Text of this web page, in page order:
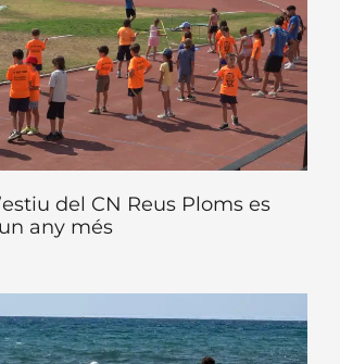
del CN Reus Ploms es
any més